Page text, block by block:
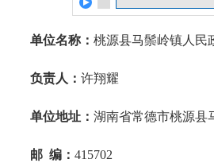
单位名称： 桃源县马鬃岭镇人民
负责人： 许翔耀
单位地址： 湖南省常德市桃源县
邮 编： 415702